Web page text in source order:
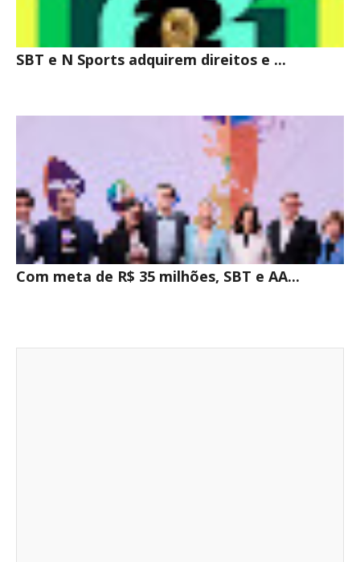
SBT e N Sports adquirem direitos e ...
Com meta de R$ 35 milhões, SBT e AA...